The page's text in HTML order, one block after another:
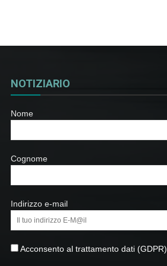
NOTIZIARIO
Nome
Cognome
Indirizzo e-mail
Acconsento al trattamento dati (GDPR)